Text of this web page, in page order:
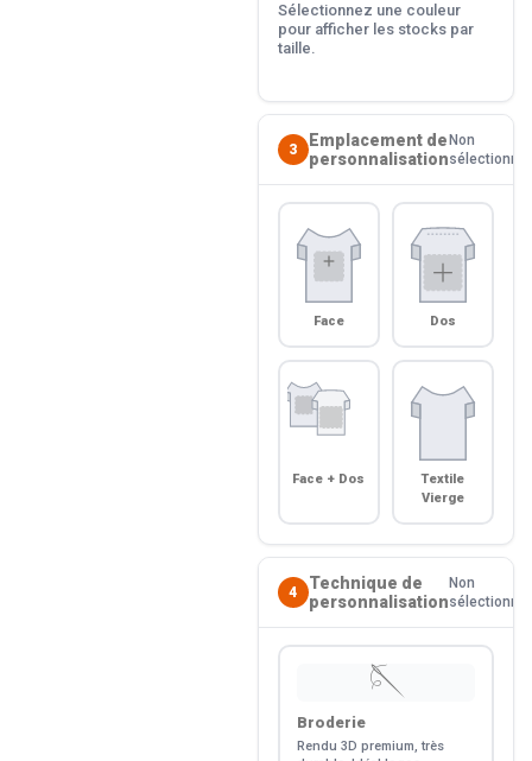
Sélectionnez une couleur
pour afficher les stocks par
taille.
3
Emplacement de
personnalisation
Non
sélectionné
Face Dos
Face + Dos
Textile
Vierge
4
Technique de
personnalisation
Non
sélectionné
🪡
Broderie
Rendu 3D premium, très